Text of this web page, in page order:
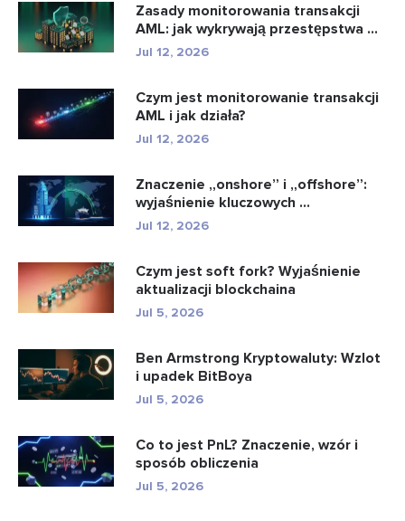
Zasady monitorowania transakcji
AML: jak wykrywają przestępstwa ...
Jul 12, 2026
Czym jest monitorowanie transakcji
AML i jak działa?
Jul 12, 2026
Znaczenie „onshore” i „offshore”:
wyjaśnienie kluczowych ...
Jul 12, 2026
Czym jest soft fork? Wyjaśnienie
aktualizacji blockchaina
Jul 5, 2026
Ben Armstrong Kryptowaluty: Wzlot
i upadek BitBoya
Jul 5, 2026
Co to jest PnL? Znaczenie, wzór i
sposób obliczenia
Jul 5, 2026